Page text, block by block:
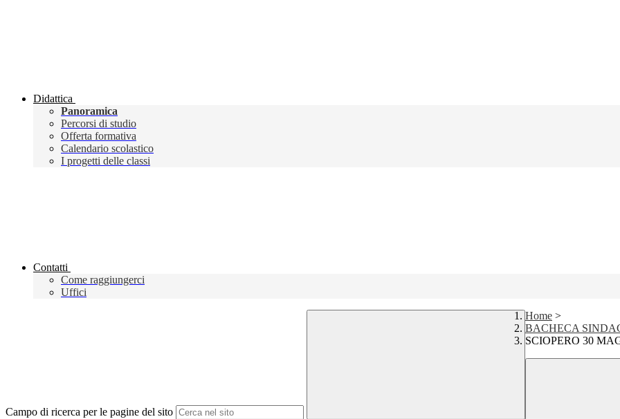
Didattica
Panoramica
Percorsi di studio
Offerta formativa
Calendario scolastico
I progetti delle classi
Contatti
Come raggiungerci
Uffici
Campo di ricerca per le pagine del sito
Home >
BACHECA
SCIOPERO 30